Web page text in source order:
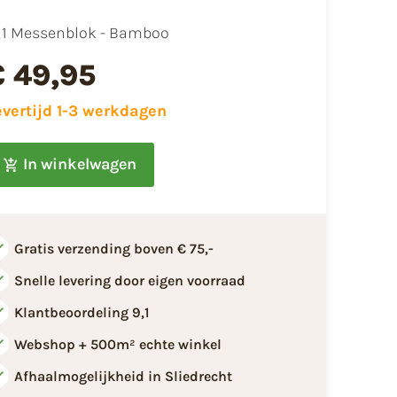
1 Messenblok - Bamboo
49,95
1-3 werkdagen
In winkelwagen
Gratis verzending boven € 75,-
Snelle levering door eigen voorraad
Klantbeoordeling 9,1
Webshop + 500m² echte winkel
Afhaalmogelijkheid in Sliedrecht